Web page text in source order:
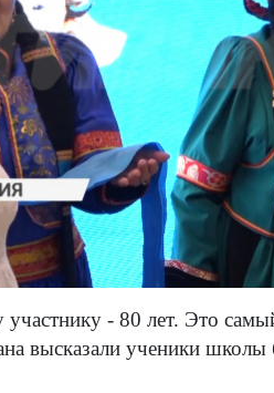
- 80 лет. Это
высказали ученики